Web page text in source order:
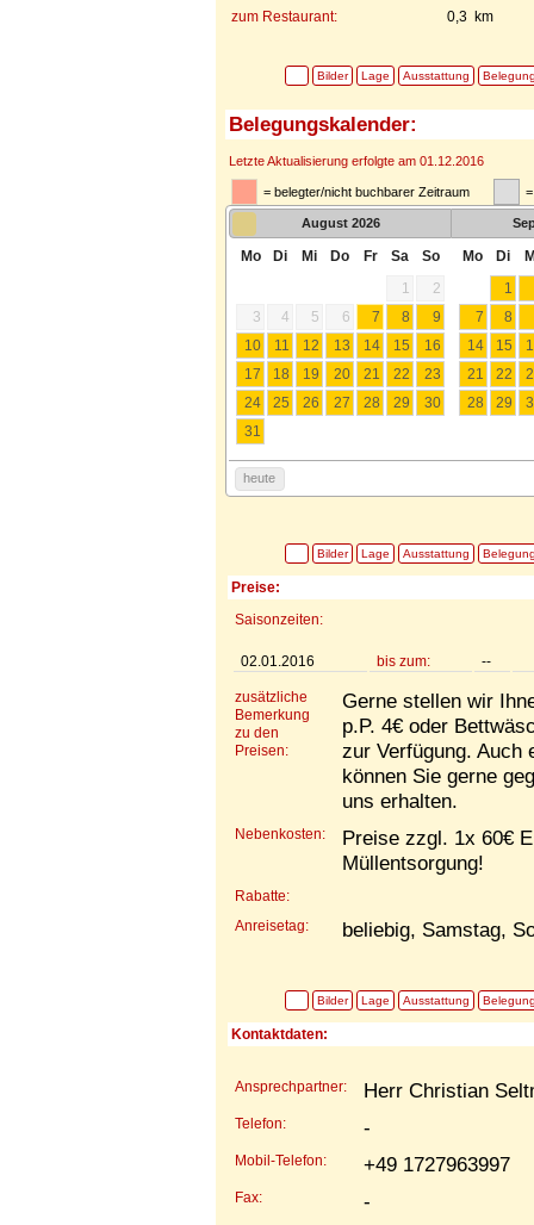
0,3 km
zum Restaurant:
Bilder Lage Ausstattung
Belegungskalender:
Letzte Aktualisierung erfolgte am 01.12.2016
= belegter/nicht buchbarer Zeitraum
August 2026
Mo Di Mi Do Fr Sa
So
1
2
3
4 5 6 7 8
9
10
11 12 13 14 15
16
17
18 19 20 21 22
23
24
25 26 27 28 29
30
31
Mo Di
1
7
8
14
15
21
22
28
29
heute
Bilder Lage Ausstattung
Preise:
Saisonzeiten:
02.01.2016 bis zum: --
zusätzliche
Bemerkung
zu den
Preisen:
Gerne stellen wir
p.P. 4€ oder
zur Verfügung. Auch
können Sie gerne
uns erhalten.
Nebenkosten:
Preise zzgl. 1x 60€
Müllentsorgung!
Rabatte:
Anreisetag:
beliebig, Samstag,
Bilder Lage Ausstattung
Kontaktdaten:
Ansprechpartner: Herr Christian
Telefon: -
Mobil-Telefon: +49 1727963997
Fax: -